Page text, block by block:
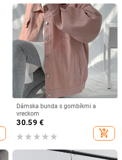
Dámska bunda s gombíkmi a
vreckom
30.59 €
add_shopping_cart